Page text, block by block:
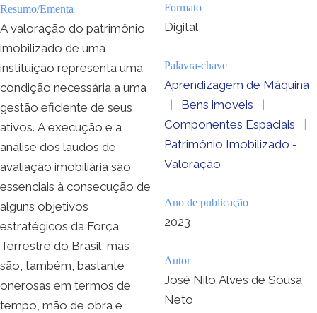
Resumo/Ementa
A valoração do patrimônio
imobilizado de uma
instituição representa uma
condição necessária a uma
gestão eficiente de seus
ativos. A execução e a
análise dos laudos de
avaliação imobiliária são
essenciais à consecução de
alguns objetivos
estratégicos da Força
Terrestre do Brasil, mas
são, também, bastante
onerosas em termos de
tempo, mão de obra e
Formato
Digital
Palavra-chave
Aprendizagem de Máquina
|
Bens imoveis
|
Componentes Espaciais
|
Patrimônio Imobilizado -
Valoração
Ano de publicação
2023
Autor
José Nilo Alves de Sousa
Neto